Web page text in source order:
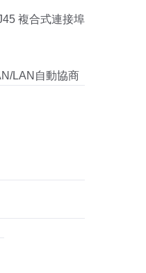
複合式連接埠
LAN自動協商